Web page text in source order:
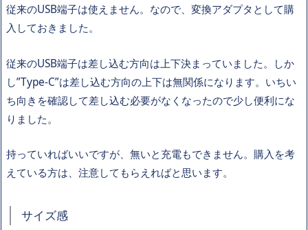
従来のUSB端子は使えません。なので、変換アダプタとして購
入しておきました。
従来のUSB端子は差し込む方向は上下決まっていました。しか
し”Type-C”は差し込む方向の上下は無関係になります。いちい
ち向きを確認して差し込む必要がなくなったので少し便利にな
りました。
持っていればいいですが、無いと充電もできません。購入を考
えている方は、注意してもらえればと思います。
サイズ感